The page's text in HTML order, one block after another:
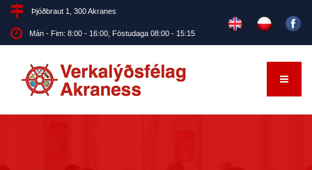
Þjóðbraut 1, 300 Akranes
Mán - Fim: 8:00 - 16:00, Föstudaga 08:00 - 15:15